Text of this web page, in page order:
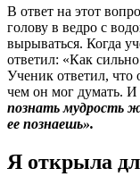
В ответ на этот
голову в ведро с
вырываться. Когда
ответил: «Как
Ученик ответил, что
чем он мог думать. И
познать мудрость
ее познаешь».
Я открыла